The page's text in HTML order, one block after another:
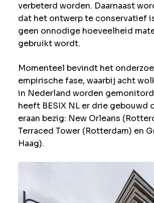
verbeterd worden. Daarnaast
dat het ontwerp te conservatief
geen onnodige hoeveelheid
gebruikt wordt.
Momenteel bevindt het
empirische fase, waarbij acht
in Nederland worden
heeft BESIX NL er drie gebouwd
eraan bezig: New Orleans
Terraced Tower (Rotterdam) en
Haag).